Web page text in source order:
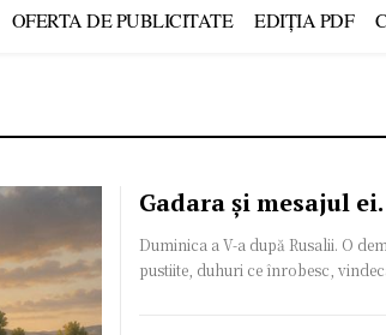
OFERTA DE PUBLICITATE EDIȚIA PDF
Gadara și mesajul
Duminica a V-a după Rusalii. O
pustiite, duhuri ce înrobesc,